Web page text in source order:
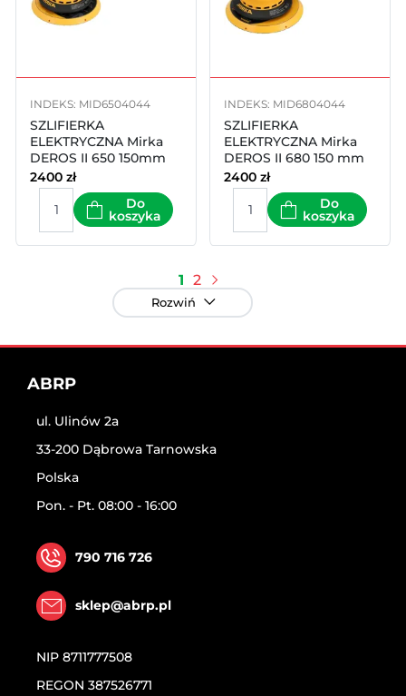
INDEKS: MID6504044
SZLIFIERKA
ELEKTRYCZNA Mirka
DEROS II 650 150mm
skok 5mm
2400 zł
Do
koszyka
INDEKS: MID6804044
SZLIFIERKA
ELEKTRYCZNA Mirka
DEROS II 680 150 mm
skok 8mm
2400 zł
Do
koszyka
1 2
Następny
Rozwiń
ABRP
ul. Ulinów 2a
33-200 Dąbrowa Tarnowska
Polska
Pon. - Pt. 08:00 - 16:00
790 716 726
sklep@abrp.pl
NIP 8711777508
REGON 387526771